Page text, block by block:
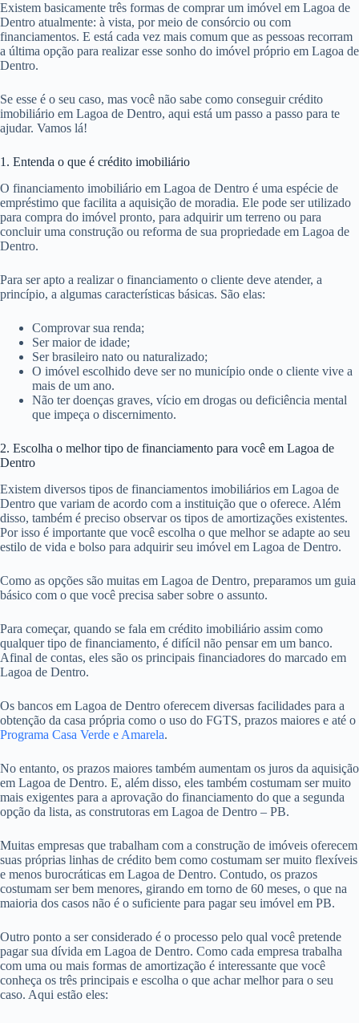
Existem basicamente três formas de comprar um imóvel em Lagoa de
Dentro atualmente: à vista, por meio de consórcio ou com
financiamentos. E está cada vez mais comum que as pessoas recorram
a última opção para realizar esse sonho do imóvel próprio em Lagoa de
Dentro.
Se esse é o seu caso, mas você não sabe como conseguir crédito
imobiliário em Lagoa de Dentro, aqui está um passo a passo para te
ajudar. Vamos lá!
1. Entenda o que é crédito imobiliário
O financiamento imobiliário em Lagoa de Dentro é uma espécie de
empréstimo que facilita a aquisição de moradia. Ele pode ser utilizado
para compra do imóvel pronto, para adquirir um terreno ou para
concluir uma construção ou reforma de sua propriedade em Lagoa de
Dentro.
Para ser apto a realizar o financiamento o cliente deve atender, a
princípio, a algumas características básicas. São elas:
Comprovar sua renda;
Ser maior de idade;
Ser brasileiro nato ou naturalizado;
O imóvel escolhido deve ser no município onde o cliente vive a
mais de um ano.
Não ter doenças graves, vício em drogas ou deficiência mental
que impeça o discernimento.
2. Escolha o melhor tipo de financiamento para você em Lagoa de
Dentro
Existem diversos tipos de financiamentos imobiliários em Lagoa de
Dentro que variam de acordo com a instituição que o oferece. Além
disso, também é preciso observar os tipos de amortizações existentes.
Por isso é importante que você escolha o que melhor se adapte ao seu
estilo de vida e bolso para adquirir seu imóvel em Lagoa de Dentro.
Como as opções são muitas em Lagoa de Dentro, preparamos um guia
básico com o que você precisa saber sobre o assunto.
Para começar, quando se fala em crédito imobiliário assim como
qualquer tipo de financiamento, é difícil não pensar em um banco.
Afinal de contas, eles são os principais financiadores do marcado em
Lagoa de Dentro.
Os bancos em Lagoa de Dentro oferecem diversas facilidades para a
obtenção da casa própria como o uso do FGTS, prazos maiores e até o
Programa Casa Verde e Amarela.
No entanto, os prazos maiores também aumentam os juros da aquisição
em Lagoa de Dentro. E, além disso, eles também costumam ser muito
mais exigentes para a aprovação do financiamento do que a segunda
opção da lista, as construtoras em Lagoa de Dentro – PB.
Muitas empresas que trabalham com a construção de imóveis oferecem
suas próprias linhas de crédito bem como costumam ser muito flexíveis
e menos burocráticas em Lagoa de Dentro. Contudo, os prazos
costumam ser bem menores, girando em torno de 60 meses, o que na
maioria dos casos não é o suficiente para pagar seu imóvel em PB.
Outro ponto a ser considerado é o processo pelo qual você pretende
pagar sua dívida em Lagoa de Dentro. Como cada empresa trabalha
com uma ou mais formas de amortização é interessante que você
conheça os três principais e escolha o que achar melhor para o seu
caso. Aqui estão eles: